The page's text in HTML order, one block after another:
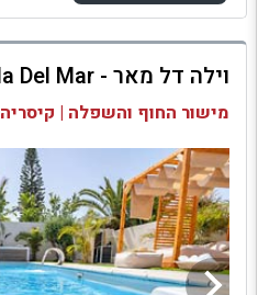
למתחם זה
בדיקת זמינות ומחירים
וילה דל מאר - Villa Del Mar
מישור החוף והשפלה | קיסריה